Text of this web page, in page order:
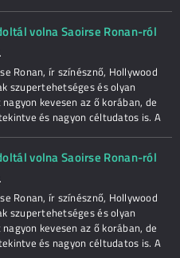
volna Saoirse Ronan-ról
Ronan, ír színésznő, Hollywood
szupertehetséges és olyan
kevesen az ő korában, de
és nagyon céltudatos is. A
volna Saoirse Ronan-ról
Ronan, ír színésznő, Hollywood
szupertehetséges és olyan
kevesen az ő korában, de
és nagyon céltudatos is. A